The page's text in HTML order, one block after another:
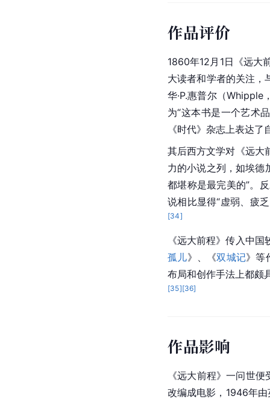
作品评价
1860年12月1日《远大
大读者和学者的关注，
华·P.惠普尔（
为“这本书是一个艺术
《时代》杂志上表达
其后西方文学对《远大
力的小说之列，如埃德
都堪称是最完美的”。
说相比显得“虚弱、疲
[34]
《远大前程》传入中国
孤儿》、《双城记》等
布局和创作手法上都颇
[35][36]
作品影响
《远大前程》一问世
改编成电影，1946年